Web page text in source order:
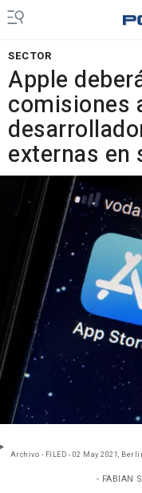
SECTOR
Apple
comisiones
externas en
Archivo - FILED - 02 May 2021,
- FABIAN